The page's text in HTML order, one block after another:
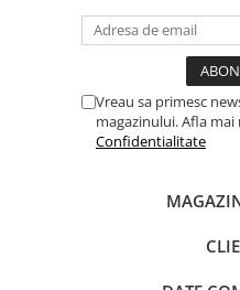
Console DJ
Controllere MIDI - USB DAW
Vreau sa primesc
magazinului. Afla mai
Confidentialitate